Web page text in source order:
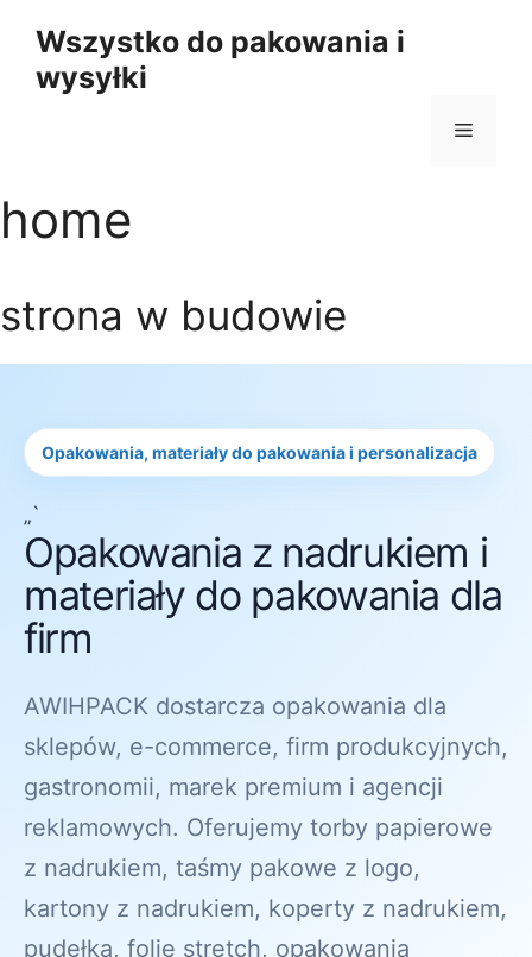
treści
Wszystko do pakowania i
wysyłki
Menu
home
strona w budowie
Opakowania, materiały do pakowania i personalizacja
„`
Opakowania z nadrukiem i
materiały do pakowania dla
firm
AWIHPACK dostarcza opakowania dla
sklepów, e-commerce, firm produkcyjnych,
gastronomii, marek premium i agencji
reklamowych. Oferujemy torby papierowe
z nadrukiem, taśmy pakowe z logo,
kartony z nadrukiem, koperty z nadrukiem,
pudełka, folie stretch, opakowania